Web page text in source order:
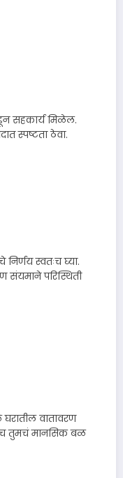
सहकार्य मिळेल.
स्पष्टता ठेवा.
स्वतःच घ्या.
संयमाने परिस्थिती
वातावरण
तुमचं मानसिक बळ